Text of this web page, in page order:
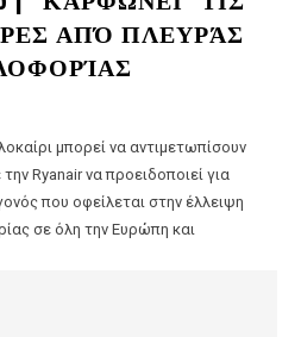
ΑΠΌ ΠΛΕΥΡΆΣ
μπορεί να αντιμετωπίσουν
Ryanair να προειδοποιεί για
που οφείλεται στην έλλειψη
σε όλη την Ευρώπη και